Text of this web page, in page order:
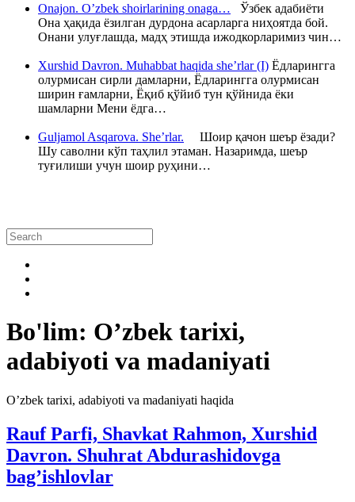
Onajon. O’zbek shoirlarining onaga… Ўзбек адабиёти
Она ҳақида ёзилган дурдона асарларга ниҳоятда бой.
Онани улуғлашда, мадҳ этишда ижодкорларимиз чин…
Xurshid Davron. Muhabbat haqida she’rlar (I) Ёдларингга
олурмисан сирли дамларни, Ёдларингга олурмисан
ширин ғамларни, Ёқиб қўйиб тун қўйнида ёки
шамларни Мени ёдга…
Guljamol Asqarova. She’rlar. Шоир қачон шеър ёзади?
Шу саволни кўп таҳлил этаман. Назаримда, шеър
туғилиши учун шоир руҳини…
Bo'lim: O’zbek tarixi,
adabiyoti va madaniyati
O’zbek tarixi, adabiyoti va madaniyati haqida
Rauf Parfi, Shavkat Rahmon, Xurshid
Davron. Shuhrat Abdurashidovga
bag’ishlovlar